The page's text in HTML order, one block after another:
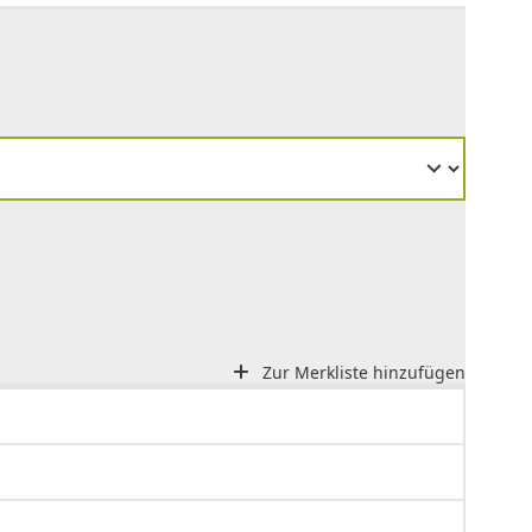
Zur Merkliste hinzufügen